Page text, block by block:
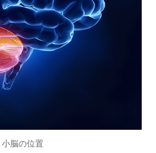
小脳の位置